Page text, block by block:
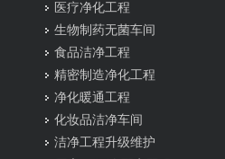
医疗净化工程
生物制药无菌车间
食品洁净工程
精密制造净化工程
净化暖通工程
化妆品洁净车间
洁净工程升级维护